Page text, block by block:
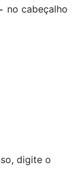
no cabeçalho
digite o